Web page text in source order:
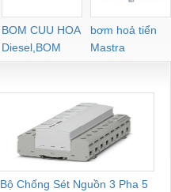
BOM CUU HOA
Diesel,BOM
CHUA CHAY
bơm hoả tiển
Mastra
Bộ Chống Sét Nguồn 3 Pha 5